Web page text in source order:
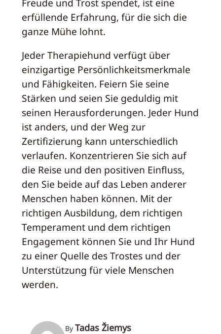
Freude und Trost spendet, ist eine
erfüllende Erfahrung, für die sich die
ganze Mühe lohnt.
Jeder Therapiehund verfügt über
einzigartige Persönlichkeitsmerkmale
und Fähigkeiten. Feiern Sie seine
Stärken und seien Sie geduldig mit
seinen Herausforderungen. Jeder Hund
ist anders, und der Weg zur
Zertifizierung kann unterschiedlich
verlaufen. Konzentrieren Sie sich auf
die Reise und den positiven Einfluss,
den Sie beide auf das Leben anderer
Menschen haben können. Mit der
richtigen Ausbildung, dem richtigen
Temperament und dem richtigen
Engagement können Sie und Ihr Hund
zu einer Quelle des Trostes und der
Unterstützung für viele Menschen
werden.
By Tadas Žiemys